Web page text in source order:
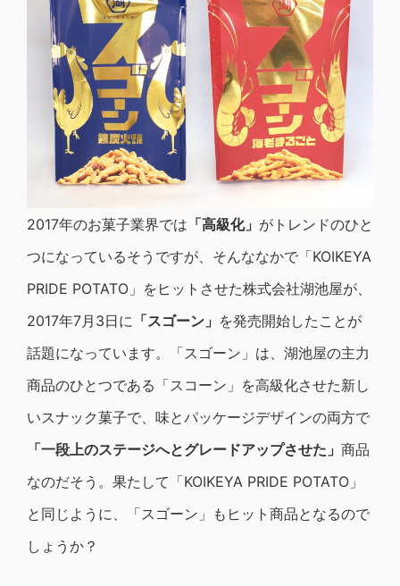
2017年のお菓子業界では 「高級化」 がトレンドのひと
つになっているそうですが、そんななかで「KOIKEYA
PRIDE POTATO」をヒットさせた株式会社湖池屋が、
2017年7月3日に 「スゴーン」 を発売開始したことが
話題になっています。「スゴーン」は、湖池屋の主力
商品のひとつである「スコーン」を高級化させた新し
いスナック菓子で、味とパッケージデザインの両方で
「一段上のステージへとグレードアップさせた」 商品
なのだそう。果たして「KOIKEYA PRIDE POTATO」
と同じように、「スゴーン」もヒット商品となるので
しょうか？